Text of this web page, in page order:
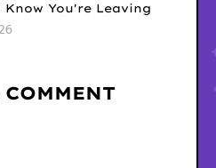
Know You're Leaving